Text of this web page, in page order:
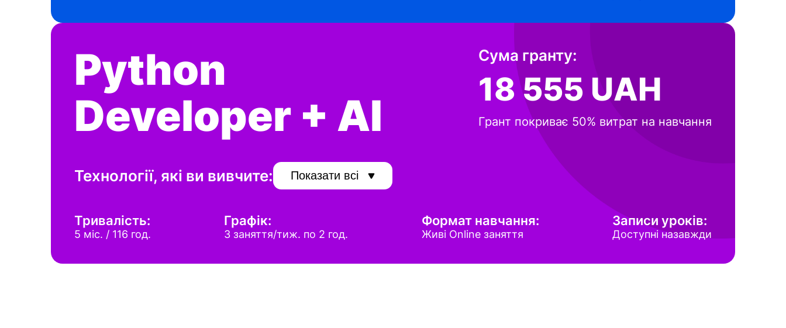
Python
Developer + AI
Сума гранту:
18 555 UAH
Грант покриває 50% витрат на навчання
Технології, які ви вивчите: Показати всі
Тривалість:
5 міс. / 116 год.
Графік:
3 заняття/тиж. по 2 год.
Формат навчання:
Живі Online заняття
Записи уроків:
Доступні назавжди